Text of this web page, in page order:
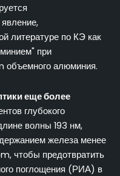
литературе по КЭ как
при
объемного алюминия.
еще более
глубокого
волны 193 нм,
железа менее
чтобы предотвратить
поглощения (РИА) в